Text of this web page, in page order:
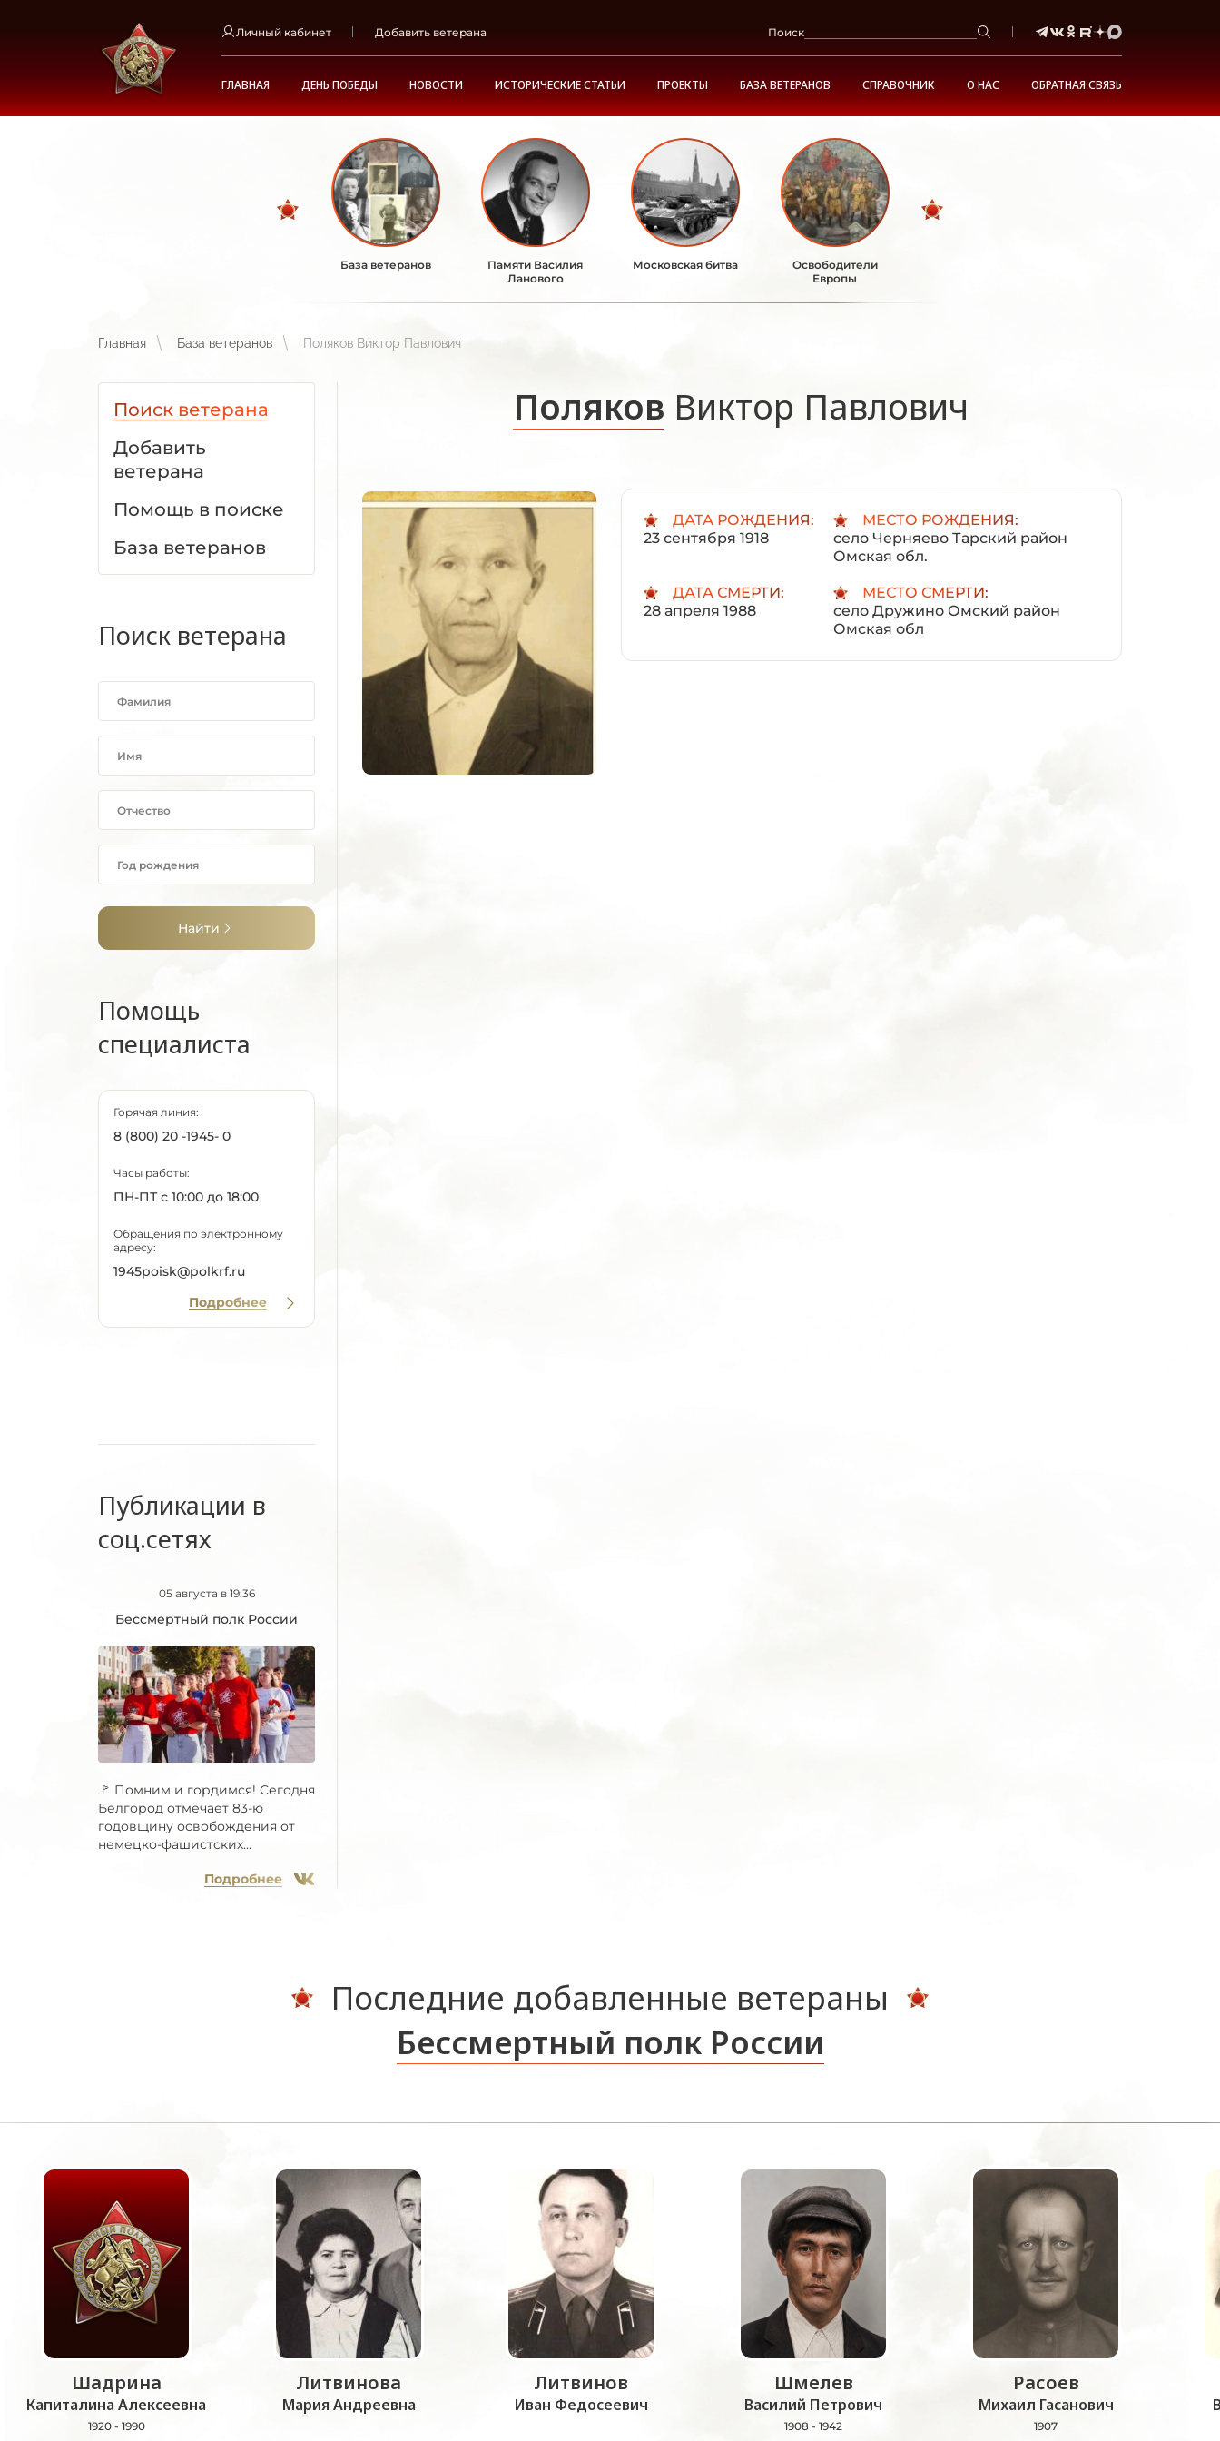
Личный кабинет Добавить ветерана Поиск
ГЛАВНАЯ ДЕНЬ ПОБЕДЫ НОВОСТИ ИСТОРИЧЕСКИЕ СТАТЬИ ПРОЕКТЫ БАЗА ВЕТЕРАНОВ СПРАВОЧНИК О НАС ОБРАТНАЯ СВЯЗЬ
База ветеранов
Памяти Василия
Ланового
Московская битва
Освободители
Европы
Главная База ветеранов Поляков Виктор Павлович
Поиск ветерана
Добавить
ветерана
Помощь в поиске
База ветеранов
Поиск ветерана
Найти
Помощь
специалиста
Горячая линия:
8 (800) 20 -1945- 0
Часы работы:
ПН-ПТ с 10:00 до 18:00
Обращения по электронному
адресу:
1945poisk@polkrf.ru
Подробнее
Публикации в
соц.сетях
05 августа в 19:36
Бессмертный полк России
🚩 Помним и гордимся! Сегодня
Белгород отмечает 83-ю
годовщину освобождения от
немецко-фашистских...
Подробнее
Поляков Виктор Павлович
ДАТА РОЖДЕНИЯ:
23 сентября 1918
МЕСТО РОЖДЕНИЯ:
село Черняево Тарский район
Омская обл.
ДАТА СМЕРТИ:
28 апреля 1988
МЕСТО СМЕРТИ:
село Дружино Омский район
Омская обл
Последние добавленные ветераны
Бессмертный полк России
Шадрина
Капиталина Алексеевна
1920 - 1990
Литвинова
Мария Андреевна
Литвинов
Иван Федосеевич
Шмелев
Василий Петрович
1908 - 1942
Расоев
Михаил Гасанович
1907